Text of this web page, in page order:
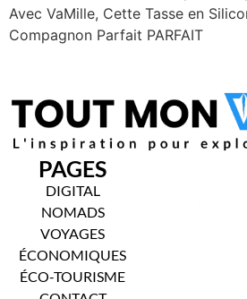
Avec VaMille, Cette Tasse en
Compagnon Parfait PARFAIT
PAGES
DIGITAL
NOMADS
VOYAGES
ÉCONOMIQUES
ÉCO-TOURISME